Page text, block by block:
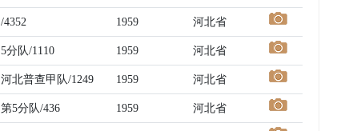
/4352 1959 河北省
5分队/1110 1959 河北省
河北普查甲队/1249 1959 河北省
第5分队/436 1959 河北省